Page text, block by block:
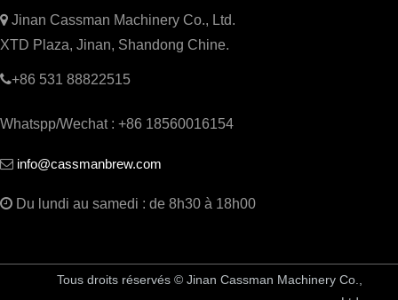
 Jinan Cassman Machinery Co., Ltd.
XTD Plaza, Jinan, Shandong Chine.
+86 531 88822515
Whatspp/Wechat : +86 18560016154
 info@cassmanbrew.com
 Du lundi au samedi : de 8h30 à 18h00
Tous droits réservés © Jinan Cassman Machinery Co.,